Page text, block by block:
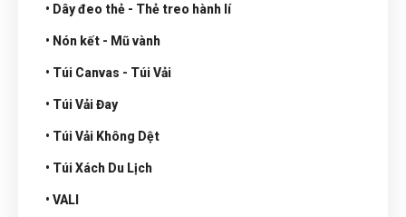
• Dây đeo thẻ - Thẻ treo hành lí
• Nón kết - Mũ vành
• Túi Canvas - Túi Vải
• Túi Vải Đay
• Túi Vải Không Dệt
• Túi Xách Du Lịch
• VALI